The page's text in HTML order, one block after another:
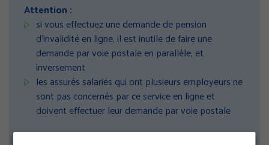
Attention :
si vous effectuez une demande de pension
d’invalidité en ligne, il est inutile de faire une
demande par voie postale en parallèle, et
inversement
les assurés salariés qui ont plusieurs employeurs ne
sont pas concernés par ce service en ligne et
doivent effectuer leur demande par voie postale